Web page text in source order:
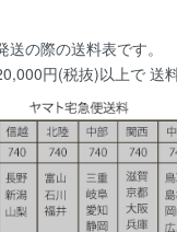
の際の送料表です。
円(税抜)以上で 送